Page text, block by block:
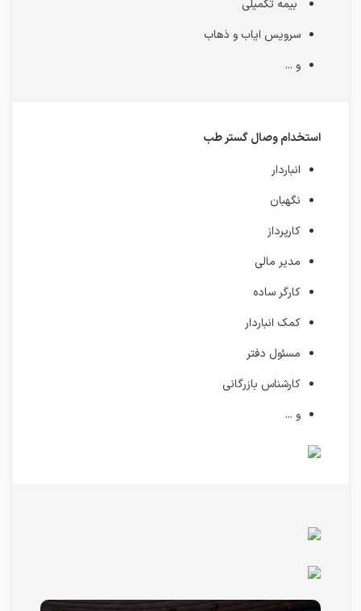
بیمه تکمیلی
سرویس ایاب و ذهاب
و ...
استخدام وصال گستر طب
انباردار
نگهبان
کارپرداز
مدیر مالی
کارگر ساده
کمک انباردار
مسئول دفتر
کارشناس بازرگانی
و ...